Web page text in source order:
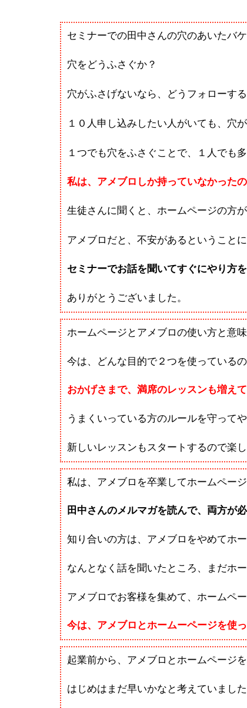
セミナーでの田中さんの穴のあいたバ
穴をどうふさぐか？
穴がふさげないなら、どうフォローする
１０人申し込みしたい人がいても、穴
１つでも穴をふさぐことで、１人でも
私は、アメブロしか持っていなかった
生徒さんに聞くと、ホームページの方
アメブロだと、不安があるということ
セミナーでお話を聞いてすぐにやり方
ありがとうございました。
ホームページとアメブロの使い方と意
今は、どんな目的で２つを使っている
おかげさまで、満席のレッスンも増えて
うまくいっている方のルールを守って
新しいレッスンもスタートするので楽し
私は、アメブロを卒業してホームペー
田中さんのメルマガを読んで、両方が
知り合いの方は、アメブロをやめてホ
なんとなく話を聞いたところ、まだホ
アメブロでお客様を集めて、ホームペ
今は、アメブロとホームーページを使
起業前から、アメブロとホームページを
はじめはまだ早いかなと考えていました